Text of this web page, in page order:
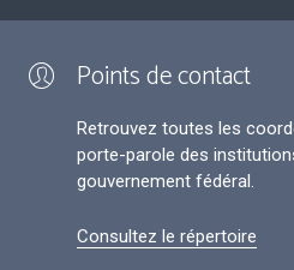
Points de contact
Retrouvez toutes les
porte-parole des
gouvernement fédéral.
Consultez le répertoire